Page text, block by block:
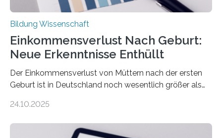
Bildung Wissenschaft
Einkommensverlust Nach Geburt:
Neue Erkenntnisse Enthüllt
Der Einkommensverlust von Müttern nach der ersten
Geburt ist in Deutschland noch wesentlich größer als
nach der Geburt durchschnittlich fast 30.000 Euro
langfristigen Auswirkungen auf Karriere und die spätere
24.10.2025